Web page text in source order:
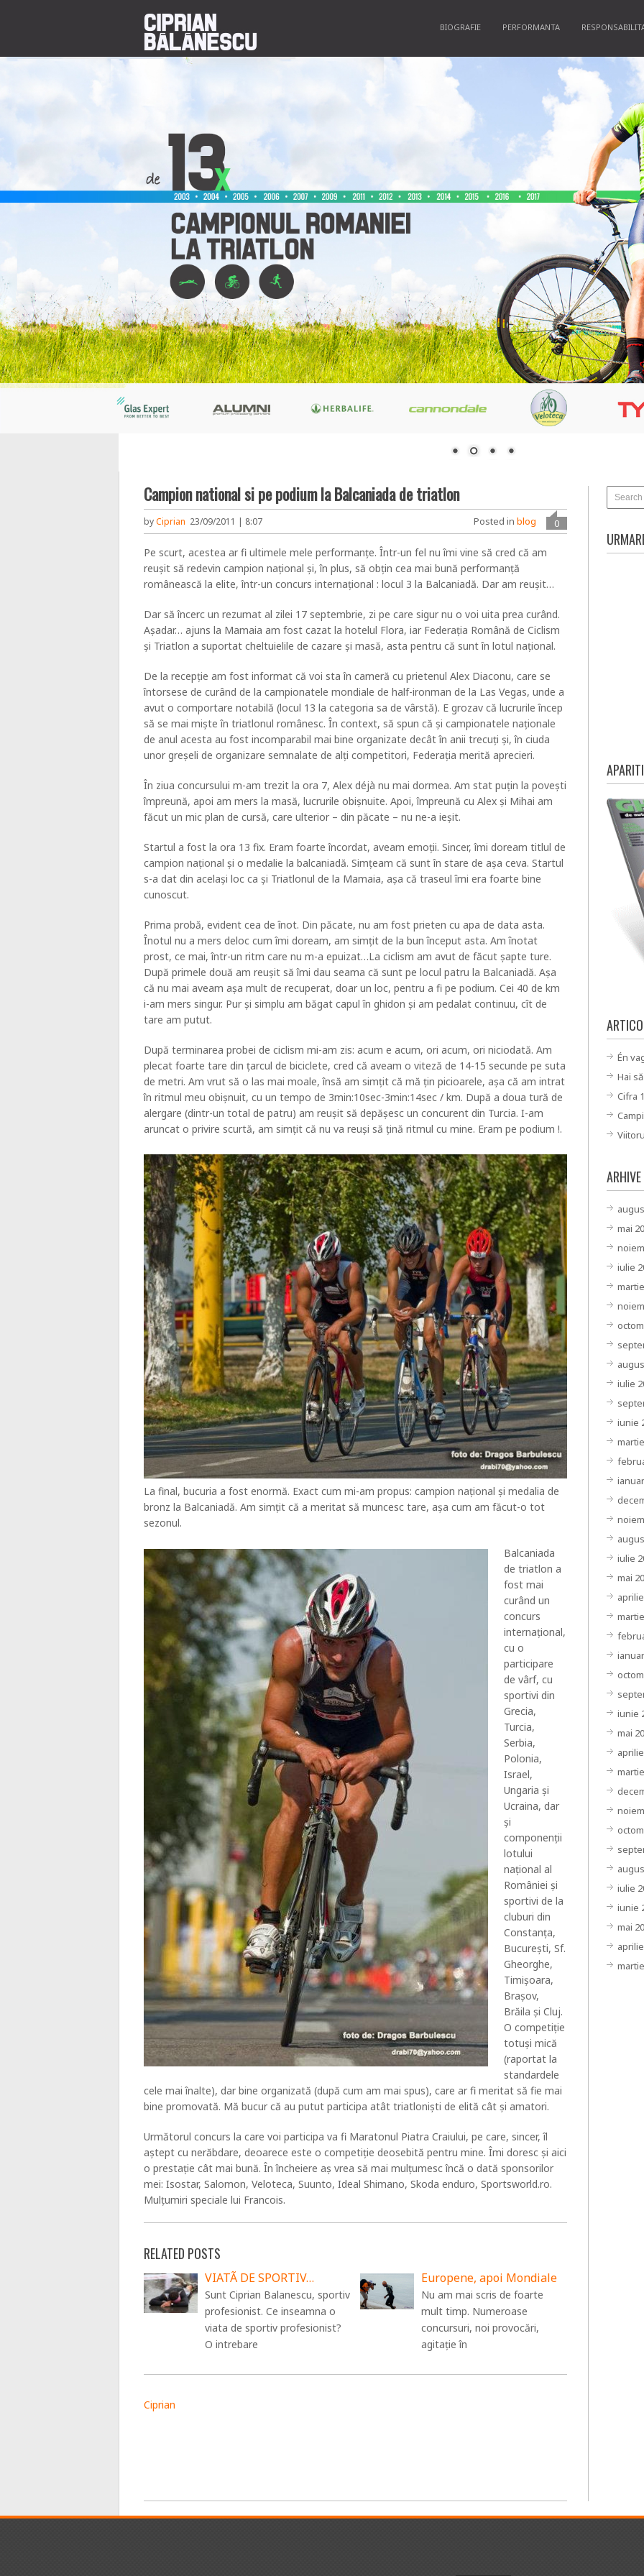
BIOGRAFIE PERFORMANTA
Campion national si pe podium la Balcaniada de triatlon
byCiprian 23/09/2011 | 8:07 0
Posted inblog
Pe scurt, acestea ar fi ultimele mele performanțe. Într-un fel nu îmi vine să cred că am
reușit să redevin campion național și, în plus, să obțin cea mai bună performanță
românească la elite, într-un concurs internațional : locul 3 la Balcaniadă. Dar am reușit…
Dar să încerc un rezumat al zilei 17 septembrie, zi pe care sigur nu o voi uita prea curând.
Așadar… ajuns la Mamaia am fost cazat la hotelul Flora, iar Federația Română de Ciclism
și Triatlon a suportat cheltuielile de cazare și masă, asta pentru că sunt în lotul național.
De la recepție am fost informat că voi sta în cameră cu prietenul Alex Diaconu, care se
întorsese de curând de la campionatele mondiale de half-ironman de la Las Vegas, unde a
avut o comportare notabilă (locul 13 la categoria sa de vârstă). E grozav că lucrurile încep
să se mai miște în triatlonul românesc. În context, să spun că și campionatele naționale
de anul acesta au fost incomparabil mai bine organizate decât în anii trecuți și, în ciuda
unor greșeli de organizare semnalate de alți competitori, Federația merită aprecieri.
În ziua concursului m-am trezit la ora 7, Alex déjà nu mai dormea. Am stat puțin la povești
împreună, apoi am mers la masă, lucrurile obișnuite. Apoi, împreună cu Alex și Mihai am
făcut un mic plan de cursă, care ulterior – din păcate – nu ne-a ieșit.
Startul a fost la ora 13 fix. Eram foarte încordat, aveam emoții. Sincer, îmi doream titlul de
campion național și o medalie la balcaniadă. Simțeam că sunt în stare de așa ceva. Startul
s-a dat din același loc ca și Triatlonul de la Mamaia, așa că traseul îmi era foarte bine
cunoscut.
Prima probă, evident cea de înot. Din păcate, nu am fost prieten cu apa de data asta.
Înotul nu a mers deloc cum îmi doream, am simțit de la bun început asta. Am înotat
prost, ce mai, într-un ritm care nu m-a epuizat…La ciclism am avut de făcut șapte ture.
După primele două am reușit să îmi dau seama că sunt pe locul patru la Balcaniadă. Așa
că nu mai aveam așa mult de recuperat, doar un loc, pentru a fi pe podium. Cei 40 de km
i-am mers singur. Pur și simplu am băgat capul în ghidon și am pedalat continuu, cît de
tare am putut.
După terminarea probei de ciclism mi-am zis: acum e acum, ori acum, ori niciodată. Am
plecat foarte tare din țarcul de biciclete, cred că aveam o viteză de 14-15 secunde pe suta
de metri. Am vrut să o las mai moale, însă am simțit că mă țin picioarele, așa că am intrat
în ritmul meu obișnuit, cu un tempo de 3min:10sec-3min:14sec / km. După a doua tură de
alergare (dintr-un total de patru) am reușit să depășesc un concurent din Turcia. I-am
aruncat o privire scurtă, am simțit că nu va reuși să țină ritmul cu mine. Eram pe podium !.
La final, bucuria a fost enormă. Exact cum mi-am propus: campion național și medalia de
bronz la Balcaniadă. Am simțit că a meritat să muncesc tare, așa cum am făcut-o tot
sezonul.
Balcaniada
de triatlon a
fost mai
curând un
concurs
internațional,
cu o
participare
de vârf, cu
sportivi din
Grecia,
Turcia,
Serbia,
Polonia,
Israel,
Ungaria şi
Ucraina, dar
şi
componenţii
lotului
naţional al
României şi
sportivi de la
cluburi din
Constanţa,
Bucureşti, Sf.
Gheorghe,
Timişoara,
Braşov,
Brăila şi Cluj.
O competiție
totuși mică
(raportat la
standardele
cele mai înalte), dar bine organizată (după cum am mai spus), care ar fi meritat să fie mai
bine promovată. Mă bucur că au putut participa atât triatloniști de elită cât și amatori.
Următorul concurs la care voi participa va fi Maratonul Piatra Craiului, pe care, sincer, îl
aștept cu nerăbdare, deoarece este o competiție deosebită pentru mine. Îmi doresc și aici
o prestație cât mai bună. În încheiere aș vrea să mai mulțumesc încă o dată sponsorilor
mei: Isostar, Salomon, Veloteca, Suunto, Ideal Shimano, Skoda enduro, Sportsworld.ro.
Mulțumiri speciale lui Francois.
RELATED POSTS
VIATÃ DE SPORTIV…
Sunt Ciprian Balanescu, sportiv
profesionist. Ce inseamna o
viata de sportiv profesionist?
O intrebare
Europene, apoi Mondiale
Nu am mai scris de foarte
mult timp. Numeroase
concursuri, noi provocări,
agitație în
Ciprian
Én
Hai
Cifra
ARHIVE
mai
iulie
iulie
iunie
iulie
mai
iunie
mai
iulie
iunie
mai